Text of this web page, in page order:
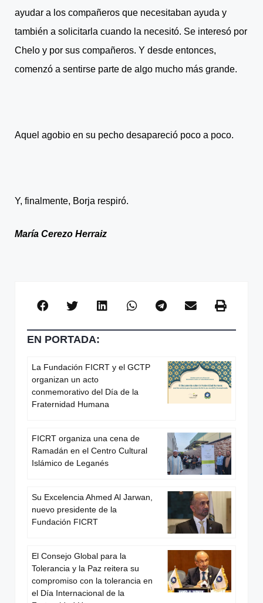
ayudar a los compañeros que necesitaban ayuda y
también a solicitarla cuando la necesitó. Se interesó por
Chelo y por sus compañeros. Y desde entonces,
comenzó a sentirse parte de algo mucho más grande.
Aquel agobio en su pecho desapareció poco a poco.
Y, finalmente, Borja respiró.
María Cerezo Herraiz
EN PORTADA:
La Fundación FICRT y el GCTP
organizan un acto
conmemorativo del Día de la
Fraternidad Humana
FICRT organiza una cena de
Ramadán en el Centro Cultural
Islámico de Leganés
Su Excelencia Ahmed Al Jarwan,
nuevo presidente de la
Fundación FICRT
El Consejo Global para la
Tolerancia y la Paz reitera su
compromiso con la tolerancia en
el Día Internacional de la